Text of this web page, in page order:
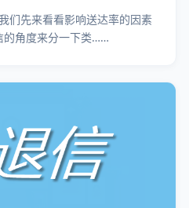
们先来看看影响送达率的因素
的角度来分一下类……